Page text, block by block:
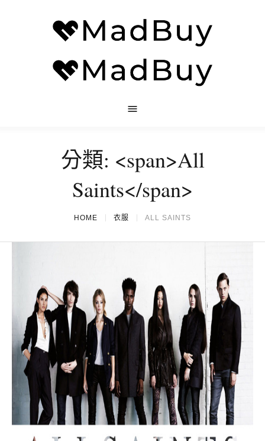
分類: <span>All
Saints</span>
HOME 衣服 ALL SAINTS